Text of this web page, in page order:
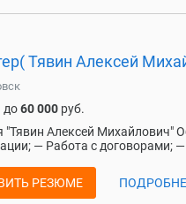
Тявин Алексей
до60 000 руб.
"Тявин Алексей Михайлович"
— Работа с договорами;
РЕЗЮМЕ